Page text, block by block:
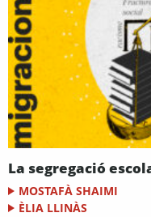
La segregació
MOSTAFÀ SHAIMI
ÈLIA LLINÀS